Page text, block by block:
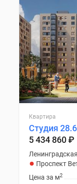
Квартира
Студия
5 434 860₽
Проспект
Цена за м2